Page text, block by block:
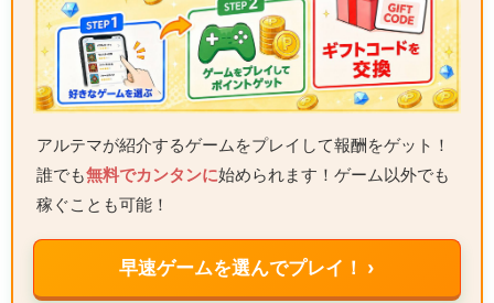
アルテマが紹介するゲームをプレイして報酬をゲット！
誰でも無料でカンタンに始められます！ゲーム以外でも
稼ぐことも可能！
早速ゲームを選んでプレイ！ ›